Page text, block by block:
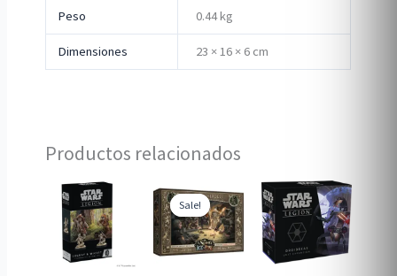
Peso 0.44 kg
Dimensiones 23 × 16 × 6 cm
Productos relacionados
Sale!
Sale!